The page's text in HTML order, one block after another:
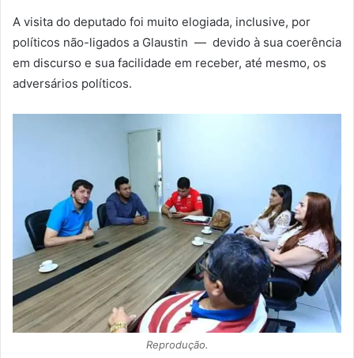
A visita do deputado foi muito elogiada, inclusive, por
políticos não-ligados a Glaustin — devido à sua coerência
em discurso e sua facilidade em receber, até mesmo, os
adversários políticos.
Reprodução.